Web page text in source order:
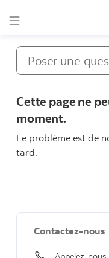
Cette page ne
moment.
Le problème est de
tard.
Contactez-nous